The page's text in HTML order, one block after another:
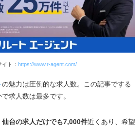
ト： https://www.r-agent.com/
の魅力は圧倒的な求人数。この記事でする
求人数は最多です。
台の求人だけでも7,000件近くあり、希望